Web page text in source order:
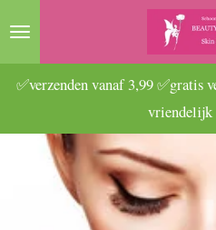
Ga
naar
hoofdinhoud
✅verzenden vanaf 3,99 ✅gratis
vriendelijk